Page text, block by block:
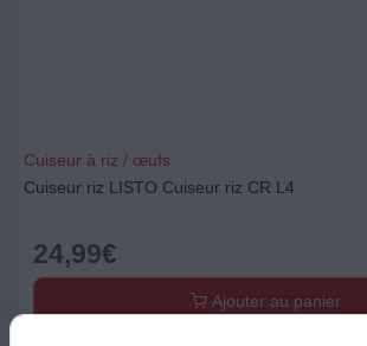
Cuiseur à riz / œufs
Cuiseur riz LISTO Cuiseur riz CR L4
24,99€
Ajouter au panier